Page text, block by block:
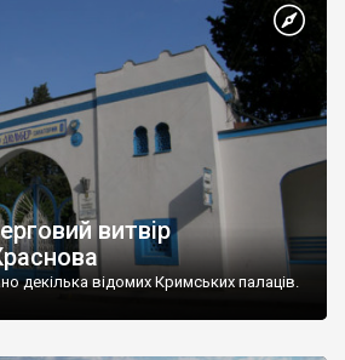
витвір
декілька відомих Кримських палаців.